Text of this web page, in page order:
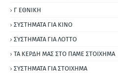
Γ ΕΘΝΙΚΗ
ΣΥΣΤΗΜΑΤΑ ΓΙΑ ΚΙΝΟ
ΣΥΣΤΗΜΑΤΑ ΓΙΑ ΛΟΤΤΟ
ΤΑ ΚΕΡΔΗ ΜΑΣ ΣΤΟ ΠΑΜΕ ΣΤΟΙΧΗΜΑ
ΣΥΣΤΗΜΑΤΑ ΓΙΑ ΣΤΟΙΧΗΜΑ